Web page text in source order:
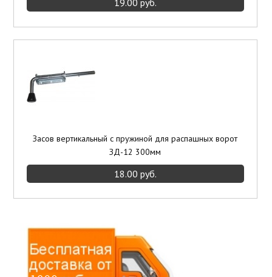
Засов вертикальный с пружиной для распашных ворот
ЗД-12 300мм
18.00 руб.